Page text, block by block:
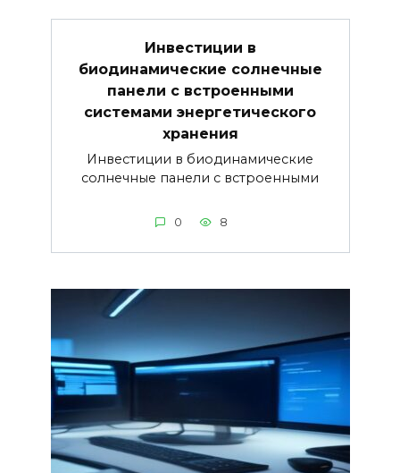
Инвестиции в
биодинамические солнечные
панели с встроенными
системами энергетического
хранения
Инвестиции в биодинамические
солнечные панели с встроенными
0 8